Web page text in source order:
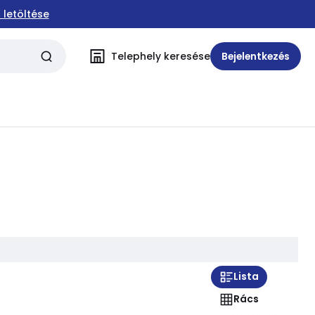
letöltése
Telephely keresése Bejelentkezés
Lista
Rács